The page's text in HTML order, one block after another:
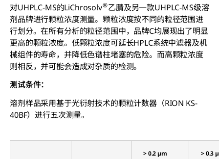
对UHPLC-MS的LiChrosolv®乙腈及另一款UHPLC-MS级溶
剂品牌进行颗粒浓度测量。颗粒浓度按不同的粒径范围进
行划分。在所有分析的粒径范围中，品牌C均展现出了明显
更高的颗粒浓度。低颗粒浓度可延长HPLC系统中滤器及机
械组件的寿命，并降低色谱柱堵塞的危险。而高颗粒浓度
则相反，并可能会造成对杂质的检测。
测试条件：
溶剂样品采用基于光衍射技术的颗粒计数器（RION KS-
40BF）进行五次测量。
> 0.2 µm
> 0.3